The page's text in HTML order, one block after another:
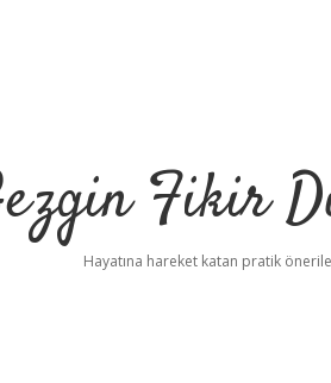
Fikir
Hayatına hareket katan pratik